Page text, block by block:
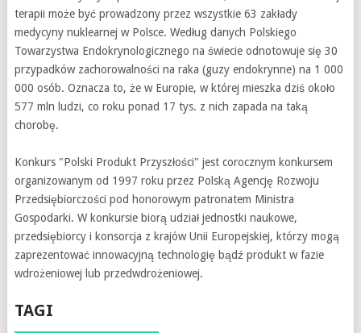
terapii może być prowadzony przez wszystkie 63 zakłady
medycyny nuklearnej w Polsce. Według danych Polskiego
Towarzystwa Endokrynologicznego na świecie odnotowuje się 30
przypadków zachorowalności na raka (guzy endokrynne) na 1 000
000 osób. Oznacza to, że w Europie, w której mieszka dziś około
577 mln ludzi, co roku ponad 17 tys. z nich zapada na taką
chorobę.
Konkurs "Polski Produkt Przyszłości" jest corocznym konkursem
organizowanym od 1997 roku przez Polską Agencję Rozwoju
Przedsiębiorczości pod honorowym patronatem Ministra
Gospodarki. W konkursie biorą udział jednostki naukowe,
przedsiębiorcy i konsorcja z krajów Unii Europejskiej, którzy mogą
zaprezentować innowacyjną technologię bądź produkt w fazie
wdrożeniowej lub przedwdrożeniowej.
TAGI